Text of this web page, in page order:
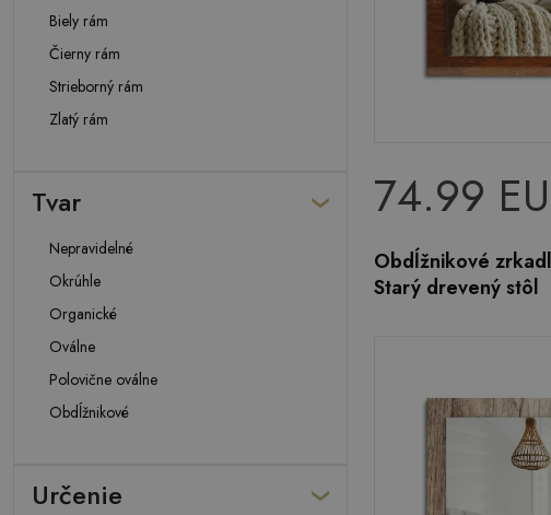
Biely rám
Čierny rám
Strieborný rám
Zlatý rám
Tvar
Nepravidelné
Okrúhle
Organické
Oválne
Polovične oválne
Obdĺžnikové
Určenie
74.99
Obdĺžnikové
Starý drevený stôl